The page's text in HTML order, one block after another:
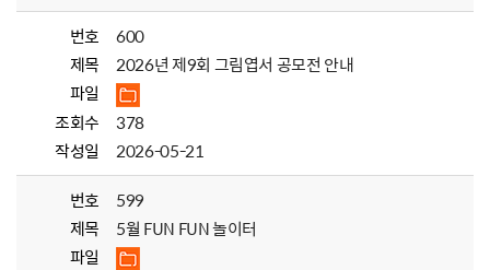
번호
600
제목
2026년 제9회 그림엽서 공모전 안내
파일
조회수
378
작성일
2026-05-21
번호
599
제목
5월 FUN FUN 놀이터
파일